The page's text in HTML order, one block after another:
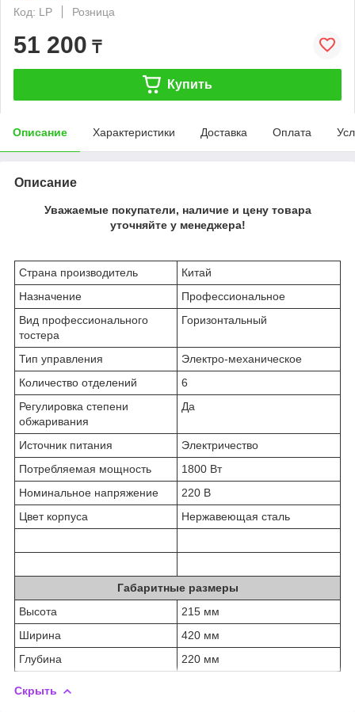
Код: LP
Розница
51 200 ₸
Купить
Описание Характеристики Доставка Оплата
Описание
Уважаемые покупатели, наличие и цену товара
уточняйте у менеджера!
Страна производитель
Китай
Назначение
Профессиональное
Вид профессионального
тостера
Горизонтальный
Тип управления
Электро-механическое
Количество отделений
6
Регулировка степени
обжаривания
Да
Источник питания
Электричество
Потребляемая мощность
1800 Вт
Номинальное напряжение
220 В
Цвет корпуса
Нержавеющая сталь
Габаритные размеры
Высота
215 мм
Ширина
420 мм
Глубина
220 мм
Скрыть